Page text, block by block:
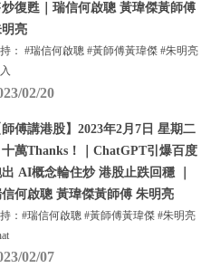
復甦｜瑞信何啟聰 黃瑋傑黃師傅
亮
： #瑞信何啟聰 #黃師傅黃瑋傑 #朱明亮
02/20
師傅講港股】2023年2月7日 星期二
十萬Thanks！｜ChatGPT引爆百度
出 AI概念輪住炒 港股止跌回穩 ｜
何啟聰 黃瑋傑黃師傅 朱明亮
：#瑞信何啟聰 #黃師傅黃瑋傑 #朱明亮
02/07